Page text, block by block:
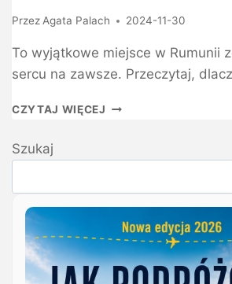
PrzezAgata Palach 2024-11-30
To wyjątkowe miejsce w Rumunii
sercu na zawsze. Przeczytaj,
CZYTAJ WIĘCEJ
Szukaj